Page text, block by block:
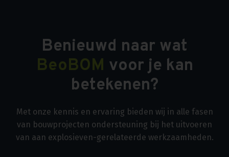
Benieuwd naar wat
BeoBOM voor je kan
betekenen?
Met onze kennis en ervaring bieden wij in alle fasen
van bouwprojecten ondersteuning bij het uitvoeren
van aan explosieven-gerelateerde werkzaamheden.